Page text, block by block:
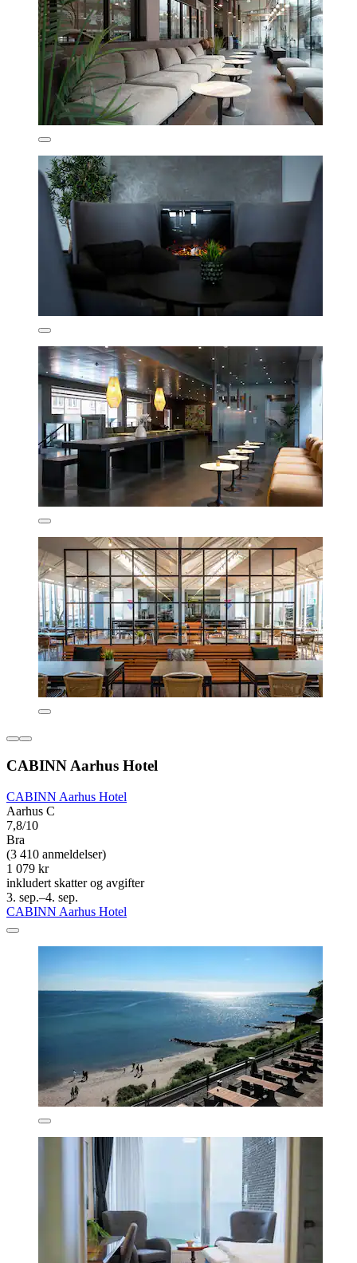
CABINN Aarhus Hotel
CABINN Aarhus Hotel
Aarhus C
7,8/10
Bra
(3 410 anmeldelser)
1 079 kr
inkludert skatter og avgifter
3. sep.–4. sep.
CABINN Aarhus Hotel